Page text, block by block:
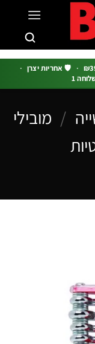
🛡️ אחריות יצרן ·
/
מובילי